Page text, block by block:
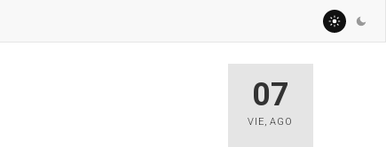
07
VIE,AGO